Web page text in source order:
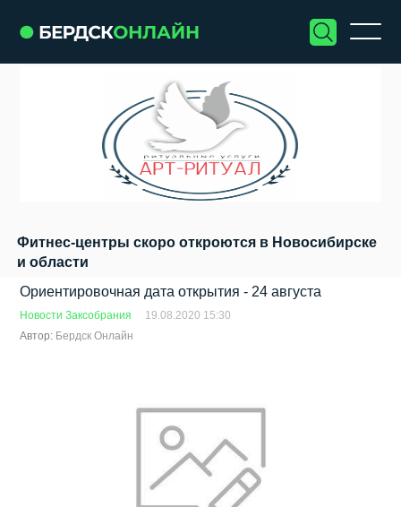
Фитнес-центры скоро откроются в Новосибирске
и области
Ориентировочная дата открытия - 24 августа
Новости Заксобрания
19.08.2020 15:30
Автор: Бердск Онлайн